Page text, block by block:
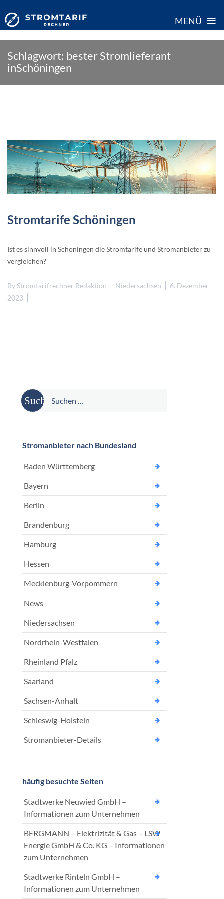
MENÜ ≡
content
Schlagwort: bester Stromlieferant
inSchöningen
Stromtarife Schöningen
Ist es sinnvoll in Schöningen die Stromtarife und Stromanbieter zu
vergleichen?
By Stromtarifrechner Redaktion Niedersachsen
6. Dezember
2023
Suche
nach:
Stromanbieter nach Bundesland
Baden Württemberg
Bayern
Berlin
Brandenburg
Hamburg
Hessen
Mecklenburg-Vorpommern
News
Niedersachsen
Nordrhein-Westfalen
Rheinland Pfalz
Saarland
Sachsen-Anhalt
Schleswig-Holstein
Stromanbieter-Details
häufig besuchte Seiten
Stadtwerke Neuwied GmbH –
Informationen zum Unternehmen
BERGMANN – Elektrizität & Gas – LSW
Energie GmbH & Co. KG – Informationen
zum Unternehmen
Stadtwerke Rinteln GmbH –
Informationen zum Unternehmen